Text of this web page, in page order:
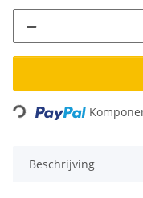
Loading...
Beschrijving